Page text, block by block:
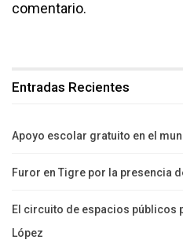
comentario.
Entradas Recientes
Apoyo escolar gratuito en el
Furor en Tigre por la presencia
El circuito de espacios públicos
López